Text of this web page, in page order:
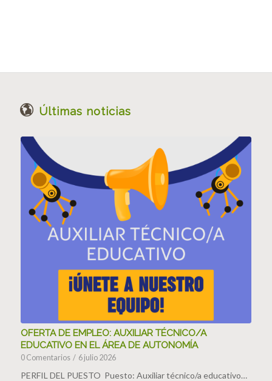
Últimas noticias
OFERTA DE EMPLEO: AUXILIAR TÉCNICO/A
EDUCATIVO EN EL ÁREA DE AUTONOMÍA
0 Comentarios / 6 julio 2026
PERFIL DEL PUESTO Puesto: Auxiliar técnico/a educativo…